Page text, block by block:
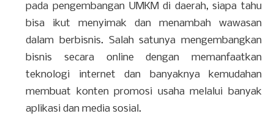
pada pengembangan UMKM di daerah, siapa tahu
bisa ikut menyimak dan menambah wawasan
dalam berbisnis. Salah satunya mengembangkan
bisnis secara online dengan memanfaatkan
teknologi internet dan banyaknya kemudahan
membuat konten promosi usaha melalui banyak
aplikasi dan media sosial.